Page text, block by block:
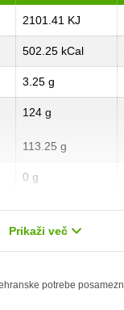
2101.41 KJ
502.25 kCal
3.25 g
124 g
113.25 g
0 g
0 g
Prikaži več
potrebe